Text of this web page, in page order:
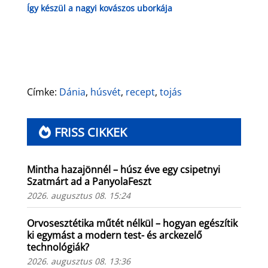
Így készül a nagyi kovászos uborkája
Címke: Dánia, húsvét, recept, tojás
FRISS CIKKEK
Mintha hazajönnél – húsz éve egy csipetnyi
Szatmárt ad a PanyolaFeszt
2026. augusztus 08. 15:24
Orvosesztétika műtét nélkül – hogyan egészítik
ki egymást a modern test- és arckezelő
technológiák?
2026. augusztus 08. 13:36